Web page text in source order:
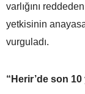
varlığını
yetkisinin
vurguladı.
“Herir’de son